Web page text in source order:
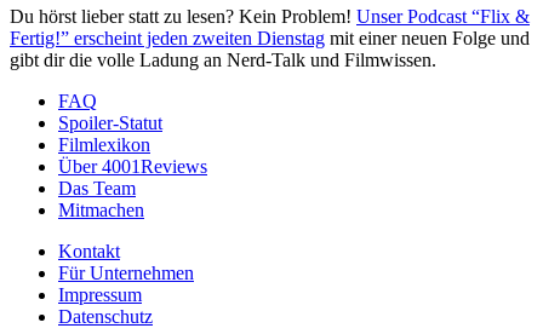
Du hörst lieber statt zu lesen? Kein Problem! Unser Podcast “Flix &
Fertig!” erscheint jeden zweiten Dienstag mit einer neuen Folge und
gibt dir die volle Ladung an Nerd-Talk und Filmwissen.
FAQ
Spoiler-Statut
Filmlexikon
Über 4001Reviews
Das Team
Mitmachen
Kontakt
Für Unternehmen
Impressum
Datenschutz